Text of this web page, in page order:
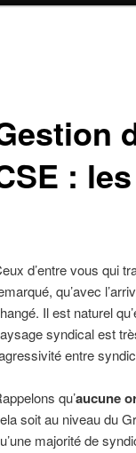
:
d’entre vous qui
qu’avec
Il est naturel
syndical est
entre
qu’aucune
soit au niveau du
majorité de